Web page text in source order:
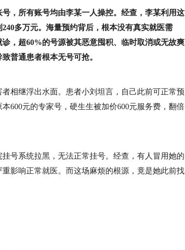
，所有账号均由李某一人操控。经查，李某利用这
多万元。海量预约背后，根本没有真实就医需
，超60%的号源被其恶意囤积、临时取消或无故爽
普通患者根本无号可抢。
相继浮出水面。患者小刘坦言，自己此前可正常预
600元的专家号，硬生生被加价600元服务费，翻倍
号系统拉黑，无法正常挂号。经查，有人冒用她的
影响正常就医。而这场麻烦的根源，竟是她此前找